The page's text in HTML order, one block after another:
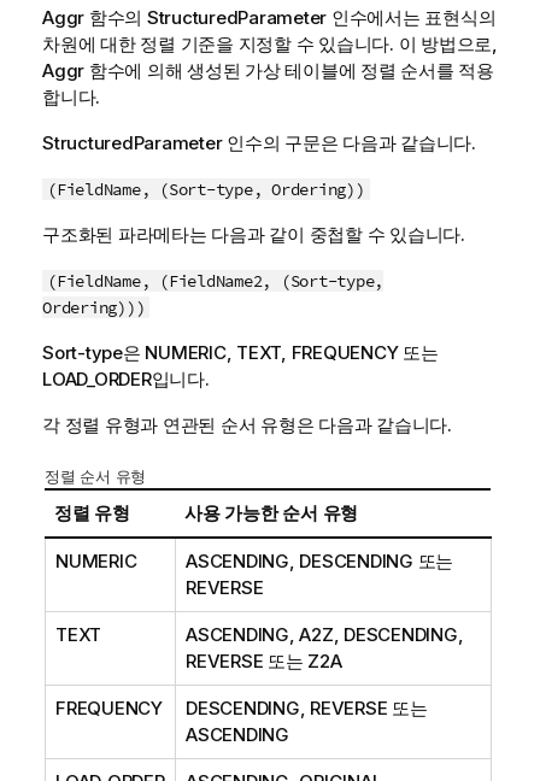
Aggr 함수의 StructuredParameter 인수에서는 표현식의
차원에 대한 정렬 기준을 지정할 수 있습니다. 이 방법으로,
Aggr 함수에 의해 생성된 가상 테이블에 정렬 순서를 적용
합니다.
StructuredParameter인수의 구문은 다음과 같습니다.
(FieldName, (Sort-type, Ordering))
구조화된 파라메타는 다음과 같이 중첩할 수 있습니다.
(FieldName, (FieldName2, (Sort-type,
Ordering)))
Sort-type은 NUMERIC, TEXT FREQUENCY또는
LOAD_ORDER입니다.
각 정렬 유형과 연관된 순서 유형은 다음과 같습니다.
정렬 순서 유형
정렬 유형 사용 가능한 순서 유형
NUMERIC ASCENDING DESCENDING 또는
REVERSE
TEXT ASCENDING ,A2Z DESCENDING
REVERSE 또는 Z2A
FREQUENCY DESCENDING REVERSE 또는
ASCENDING